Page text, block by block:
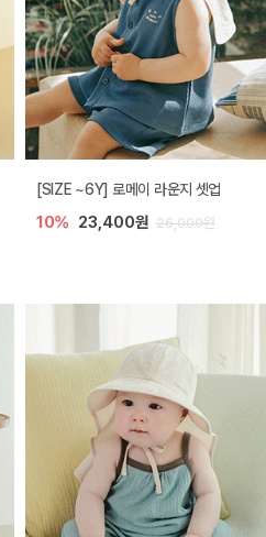
[SIZE ~6Y] 로메이 라운지 셋업
10% 23,400원 26,000원